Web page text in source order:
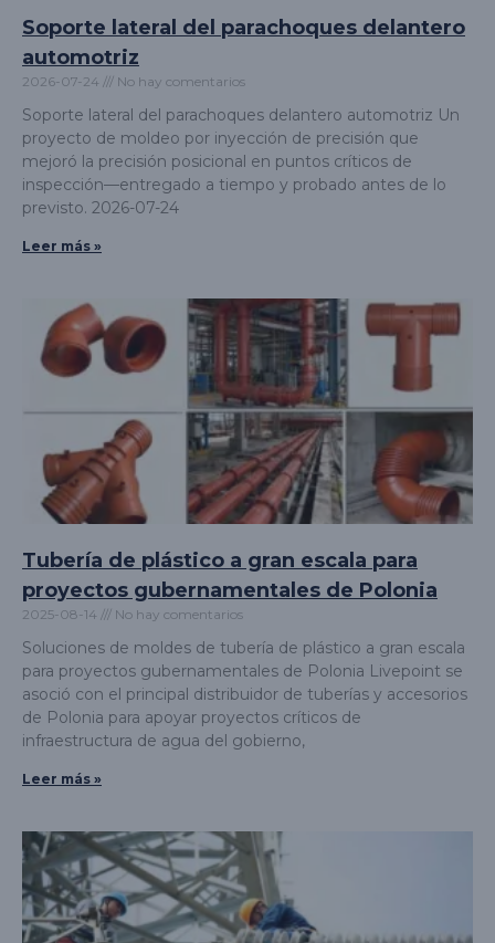
Soporte lateral del parachoques delantero
automotriz
2026-07-24 No hay comentarios
Soporte lateral del parachoques delantero automotriz Un
proyecto de moldeo por inyección de precisión que
mejoró la precisión posicional en puntos críticos de
inspección—entregado a tiempo y probado antes de lo
previsto. 2026-07-24
Leer más »
Tubería de plástico a gran escala para
proyectos gubernamentales de Polonia
2025-08-14 No hay comentarios
Soluciones de moldes de tubería de plástico a gran escala
para proyectos gubernamentales de Polonia Livepoint se
asoció con el principal distribuidor de tuberías y accesorios
de Polonia para apoyar proyectos críticos de
infraestructura de agua del gobierno,
Leer más »